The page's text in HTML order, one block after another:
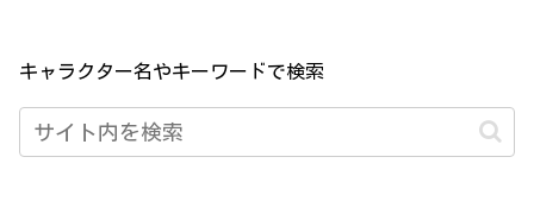
キャラクター名やキーワードで検索